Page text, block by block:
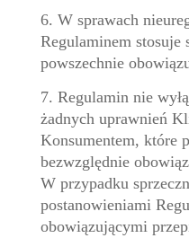
6. W sprawach
Regulaminem stosuje
powszechnie
7. Regulamin nie
żadnych uprawnień
Konsumentem, które
bezwzględnie
W przypadku
postanowieniami
obowiązującymi